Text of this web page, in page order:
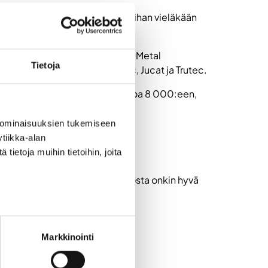
Tietoja
tukemiseen
alan
tietoja muihin tietoihin, joita
Markkinointi
Valitettavasti ihan vieläkään
Oy, Heatmac Oy, Jucat Oy, Metal
osastolla ovat Heatmac, Jucat ja Trutec.
vuonna korona karsi joukkoa 8 000:een,
puolesta. Meiltä Intosta onkin hyvä